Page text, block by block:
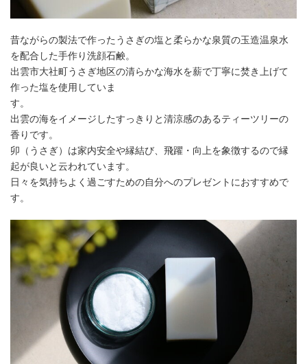
昔ながらの製法で作ったうさぎの塩と柔らかな泉質の玉造温泉水
を配合した手作り洗顔石鹸。
出雲市大社町うさぎ地区の清らかな海水を薪で丁寧に焚き上げて
作った塩を使用していま
す。
出雲の海をイメージしたすっきりと清涼感のあるティーツリーの
香りです。
卯（うさぎ）は家内安全や縁結び、飛躍・向上を象徴するので縁
起が良いと云われています。
日々を気持ちよく過ごすための自分へのプレゼントにおすすめで
す。